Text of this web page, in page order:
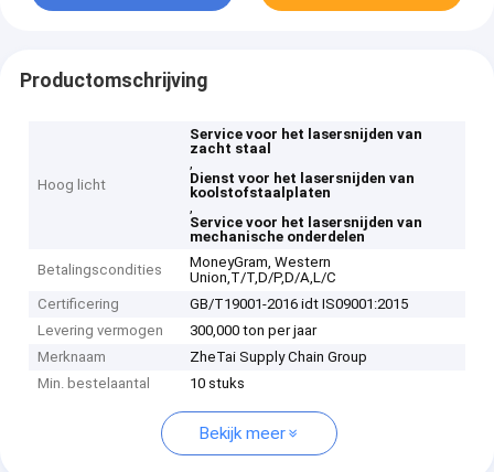
Productomschrijving
Hoog licht
Service voor het lasersnijden van
zacht staal
,
Dienst voor het lasersnijden van
koolstofstaalplaten
,
Service voor het lasersnijden van
mechanische onderdelen
Betalingscondities
MoneyGram, Western
Union,T/T,D/P,D/A,L/C
Certificering
GB/T19001-2016 idt IS09001:2015
Levering vermogen
300,000 ton per jaar
Merknaam
ZheTai Supply Chain Group
Min. bestelaantal
10 stuks
Bekijk meer